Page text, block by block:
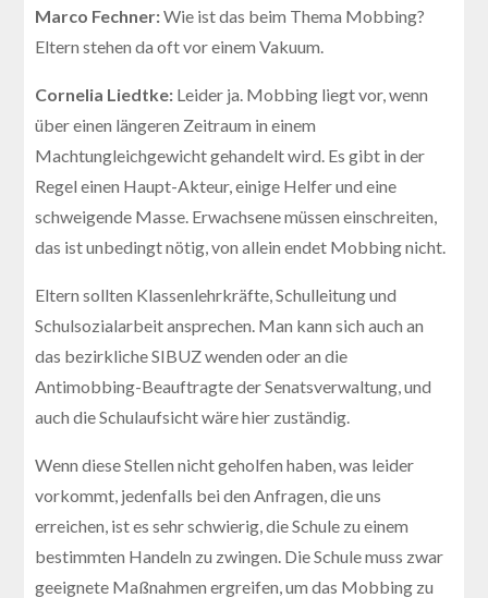
Marco Fechner:Wie ist das beim Thema Mobbing?
Eltern stehen da oft vor einem Vakuum.
Cornelia Liedtke: Leider ja. Mobbing liegt vor, wenn
über einen längeren Zeitraum in einem
Machtungleichgewicht gehandelt wird. Es gibt in der
Regel einen Haupt-Akteur, einige Helfer und eine
schweigende Masse. Erwachsene müssen einschreiten,
das ist unbedingt nötig, von allein endet Mobbing nicht.
Eltern sollten Klassenlehrkräfte, Schulleitung und
Schulsozialarbeit ansprechen. Man kann sich auch an
das bezirkliche SIBUZ wenden oder an die
Antimobbing-Beauftragte der Senatsverwaltung, und
auch die Schulaufsicht wäre hier zuständig.
Wenn diese Stellen nicht geholfen haben, was leider
vorkommt, jedenfalls bei den Anfragen, die uns
erreichen, ist es sehr schwierig, die Schule zu einem
bestimmten Handeln zu zwingen. Die Schule muss zwar
geeignete Maßnahmen ergreifen, um das Mobbing zu